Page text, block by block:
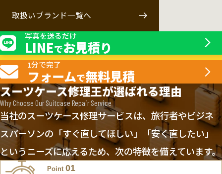
取扱いブランド一覧へ
写真を送るだけ
LINEでお見積り
1分で完了
フォームで無料見積
スーツケース修理王が選ばれる理由
Why Choose Our Suitcase Repair Service
当社のスーツケース修理サービスは、旅行者やビジネ
スパーソンの「すぐ直してほしい」「安く直したい」
というニーズに応えるため、次の特徴を備えています。
Point 01